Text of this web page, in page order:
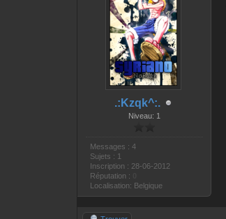
.:Kzqk^:.
Niveau: 1
Messages : 4
Sujets : 1
Inscription : 28-06-2012
Réputation :
Localisation: Belgique